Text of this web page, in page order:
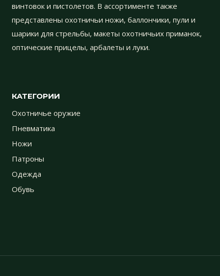
винтовок и пистолетов. В ассортименте также
представлены охотничьи ножи, баллончики, пули и
шарики для стрельбы, макеты охотничьих приманок,
оптические прицелы, арбалеты и луки.
КАТЕГОРИИ
Охотничье оружие
Пневматика
Ножи
Патроны
Одежда
Обувь